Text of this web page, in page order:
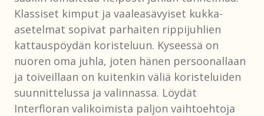
Klassiset kimput ja vaaleasävyiset kukka-
asetelmat sopivat parhaiten rippijuhlien
kattauspöydän koristeluun. Kyseessä on
nuoren oma juhla, joten hänen persoonallaan
ja toiveillaan on kuitenkin väliä koristeluiden
suunnittelussa ja valinnassa. Löydät
Interfloran valikoimista paljon vaihtoehtoja